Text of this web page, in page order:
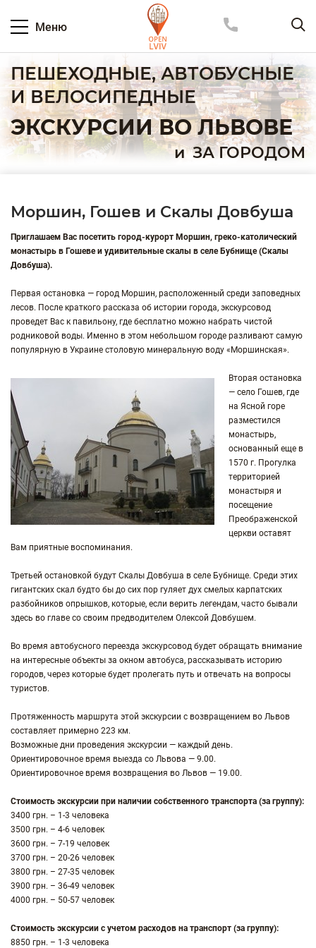
Меню
ПЕШЕХОДНЫЕ, АВТОБУСНЫЕ
И ВЕЛОСИПЕДНЫЕ
ЭКСКУРСИИ ВО ЛЬВОВЕ
иЗА ГОРОДОМ
Моршин, Гошев и Скалы Довбуша
Приглашаем Вас посетить город-курорт Моршин, греко-католический
монастырь в Гошеве и удивительные скалы в селе Бубнище (Скалы
Довбуша).
Первая остановка — город Моршин, расположенный среди заповедных
лесов. После краткого рассказа об истории города, экскурсовод
проведет Вас к павильону, где бесплатно можно набрать чистой
родниковой воды. Именно в этом небольшом городе разливают самую
популярную в Украине столовую минеральную воду «Моршинская».
Вторая остановка
— село Гошев, где
на Ясной горе
разместился
монастырь,
основанный еще в
1570 г. Прогулка
территорией
монастыря и
посещение
Преображенской
церкви оставят
Вам приятные воспоминания.
Третьей остановкой будут Скалы Довбуша в селе Бубнище. Среди этих
гигантских скал будто бы до сих пор гуляет дух смелых карпатских
разбойников опрышков, которые, если верить легендам, часто бывали
здесь во главе со своим предводителем Олексой Довбушем.
Во время автобусного переезда экскурсовод будет обращать внимание
на интересные объекты за окном автобуса, рассказывать историю
городов, через которые будет пролегать путь и отвечать на вопросы
туристов.
Протяженность маршрута этой экскурсии с возвращением во Львов
составляет примерно 223 км.
Возможные дни проведения экскурсии — каждый день.
Ориентировочное время выезда со Львова — 9.00.
Ориентировочное время возвращения во Львов — 19.00.
Стоимость экскурсии при наличии собственного транспорта (за группу):
3400 грн. – 1-3 человека
3500 грн. – 4-6 человек
3600 грн. – 7-19 человек
3700 грн. – 20-26 человек
3800 грн. – 27-35 человек
3900 грн. – 36-49 человек
4000 грн. – 50-57 человек
Стоимость экскурсии с учетом расходов на транспорт (за группу):
8850 грн. – 1-3 человека